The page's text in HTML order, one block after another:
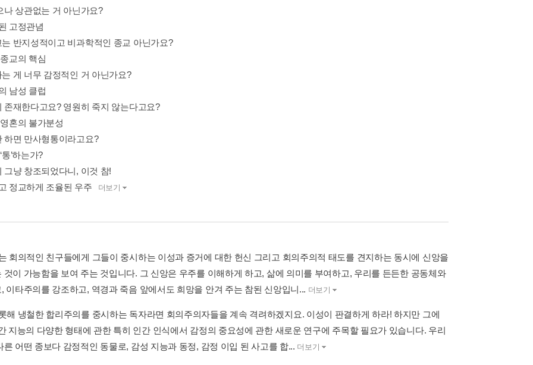
나 상관없는 거 아닌가요?
고정관념
반지성적이고 비과학적인 종교 아닌가요?
교의 핵심
게 너무 감정적인 거 아닌가요?
남성 클럽
존재한다고요? 영원히 죽지 않는다고요?
혼의 불가분성
하면 만사형통이라고요?
’하는가?
그냥 창조되었다니, 이것 참!
정교하게 조율된 우주
더보기
회의적인 친구들에게 그들이 중시하는 이성과 증거에 대한 헌신 그리고 회의주의적 태도를 견지하는 동시에 신앙을
것이 가능함을 보여 주는 것입니다. 그 신앙은 우주를 이해하게 하고, 삶에 의미를 부여하고, 우리를 든든한 공동체와
이타주의를 강조하고, 역경과 죽음 앞에서도 희망을 안겨 주는 참된 신앙입니... 더보기
해 냉철한 합리주의를 중시하는 독자라면 회의주의자들을 계속 격려하겠지요. 이성이 판결하게 하라! 하지만 그에
지능의 다양한 형태에 관한 특히 인간 인식에서 감정의 중요성에 관한 새로운 연구에 주목할 필요가 있습니다. 우리
른 어떤 종보다 감정적인 동물로, 감성 지능과 동정, 감정 이입 된 사고를 합... 더보기